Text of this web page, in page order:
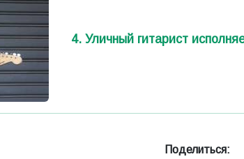
4. Уличный гитарист
Поделиться: